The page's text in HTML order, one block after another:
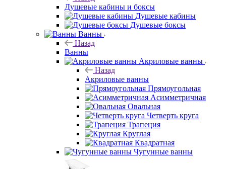
Душевые кабины и боксы
Душевые кабины
Душевые боксы
Ванны
Назад
Ванны
Акриловые ванны
Назад
Акриловые ванны
Прямоугольная
Асимметричная
Овальная
Четверть круга
Трапеция
Круглая
Квадратная
Чугунные ванны